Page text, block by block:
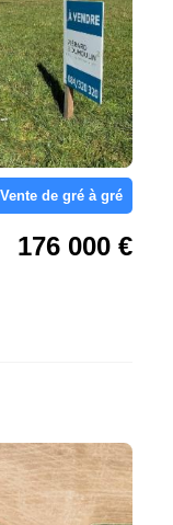
Vente de gré à gré
176 000 €